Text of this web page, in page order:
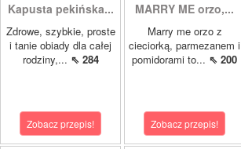
Kapusta pekińska...
Zdrowe, szybkie, proste
i tanie obiady dla całej
rodziny,... ⇖ 284
Zobacz przepis!
MARRY ME orzo,...
Marry me orzo z
cieciorką, parmezanem i
pomidorami to... ⇖ 200
Zobacz przepis!